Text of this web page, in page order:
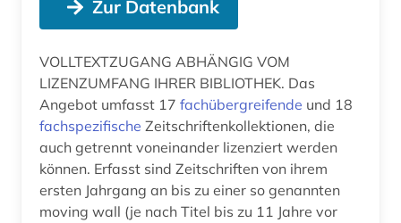
Zur Datenbank
VOLLTEXTZUGANG ABHÄNGIG VOM
LIZENZUMFANG IHRER BIBLIOTHEK. Das
Angebot umfasst 17 fachübergreifende und 18
fachspezifische Zeitschriftenkollektionen, die
auch getrennt voneinander lizenziert werden
können. Erfasst sind Zeitschriften von ihrem
ersten Jahrgang an bis zu einer so genannten
moving wall (je nach Titel bis zu 11 Jahre vor